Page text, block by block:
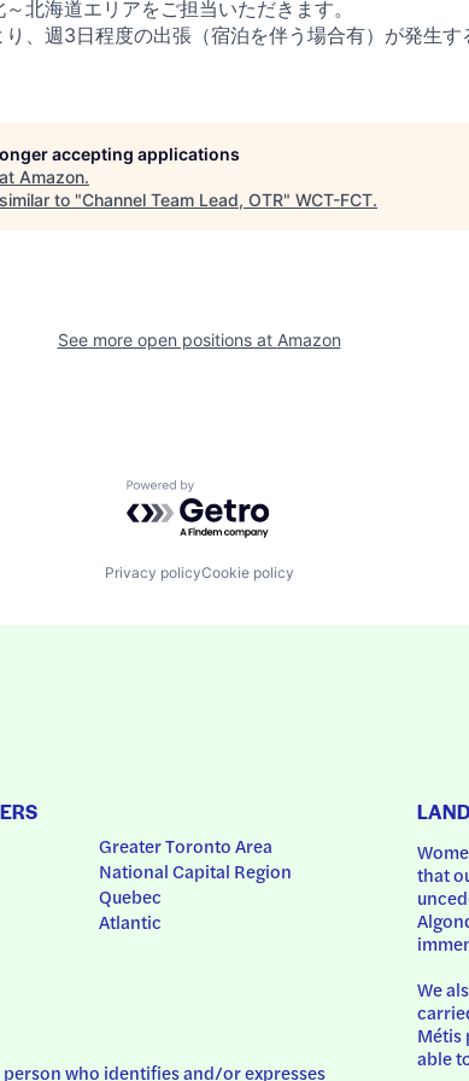
北海道エリアをご担当いただきます。
り、週3日程度の出張（宿泊を伴う場合有）が発生す
accepting applications
Amazon.
to "Channel Team Lead, OTR" WCT-FCT.
See more open positions at Amazon
Powered by Getro.com
Privacy policyCookie policy
Greater Toronto Area
National Capital Region
Quebec
Atlantic
person who identifies and/or expresses
that
We
Métis
able